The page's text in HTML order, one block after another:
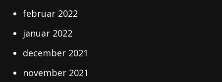
februar 2022
januar 2022
december 2021
november 2021